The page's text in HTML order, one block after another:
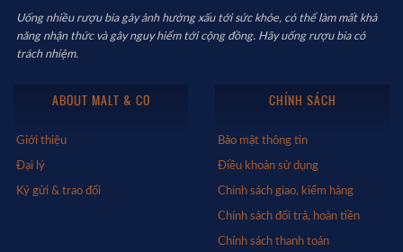
Uống nhiều rượu bia gây ảnh hưởng xấu tới sức khỏe, có thể làm mất khả
năng nhận thức và gây nguy hiểm tới cộng đồng. Hãy uống rượu bia có
trách nhiệm.
ABOUT MALT & CO
Giới thiệu
Đại lý
Ký gửi & trao đổi
CHÍNH SÁCH
Bảo mật thông tin
Điều khoản sử dụng
Chính sách giao, kiểm hàng
Chính sách đổi trả, hoàn tiền
Chính sách thanh toán